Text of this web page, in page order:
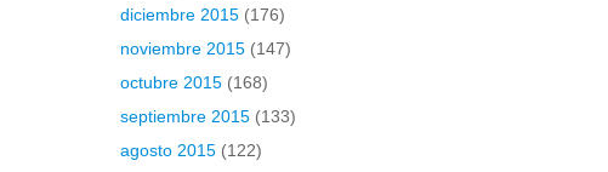
diciembre 2015 (176)
noviembre 2015 (147)
octubre 2015 (168)
septiembre 2015 (133)
agosto 2015 (122)